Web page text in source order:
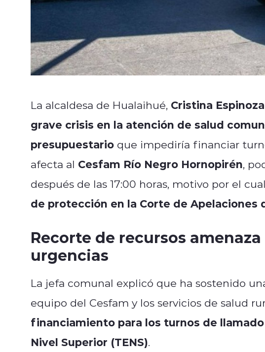
La alcaldesa de Hualaihué, Cristina
grave crisis en la atención de salud
presupuestario que impediría financiar
afecta al Cesfam Río Negro Hornopirén,
después de las 17:00 horas, motivo por el
de protección en la Corte de Apelaciones
Recorte de recursos
urgencias
La jefa comunal explicó que ha sostenido
equipo del Cesfam y los servicios de salud
financiamiento para los turnos de
Nivel Superior (TENS).